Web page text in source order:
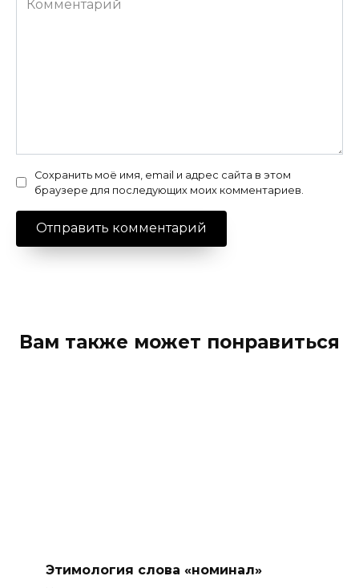
Сохранить моё имя, email и адрес сайта в этом
браузере для последующих моих комментариев.
Вам также может понравиться
Этимология слова «номинал»